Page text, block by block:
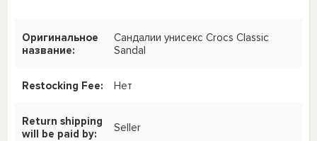
Оригинальное
название:
Сандалии унисекс Crocs Classic
Sandal
Restocking Fee: Нет
Return shipping
will be paid by:
Seller